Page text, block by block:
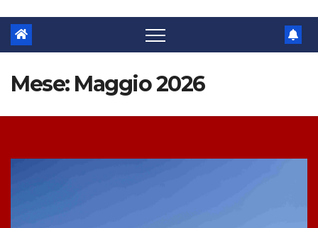
Mese: Maggio 2026